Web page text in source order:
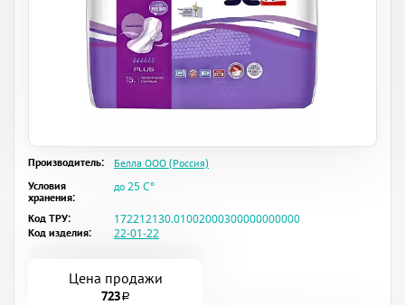
Производитель:
Белла ООО (Россия)
Условия
хранения:
до 25 C°
Код ТРУ:
172212130.01002000300000000000
Код изделия:
22-01-22
Цена продажи
723a